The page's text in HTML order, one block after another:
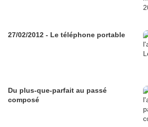
27/02/2012 - Le téléphone portable
Du plus-que-parfait au passé
composé